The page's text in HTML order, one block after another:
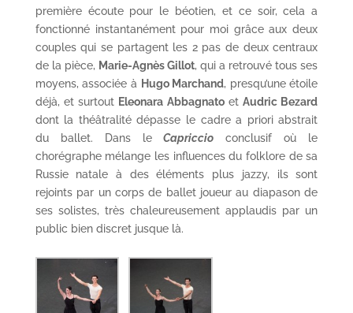
première écoute pour le béotien, et ce soir, cela a
fonctionné instantanément pour moi grâce aux deux
couples qui se partagent les 2 pas de deux centraux
de la pièce, Marie-Agnès Gillot, qui a retrouvé tous ses
moyens, associée à Hugo Marchand, presqu’une étoile
déjà, et surtout Eleonara AbbagnatoetAudric Bezard
dont la théâtralité dépasse le cadre a priori abstrait
du ballet. Dans leCapriccio conclusif où le
chorégraphe mélange les influences du folklore de sa
Russie natale à des éléments plus jazzy, ils sont
rejoints par un corps de ballet joueur au diapason de
ses solistes, très chaleureusement applaudis par un
public bien discret jusque là.